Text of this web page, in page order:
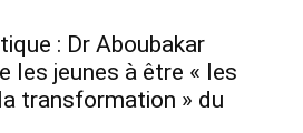
: Dr Aboubakar
les jeunes à être « les
transformation » du